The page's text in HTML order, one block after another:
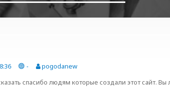
-
pogodanew
спасибо людям которые создали этот сайт.